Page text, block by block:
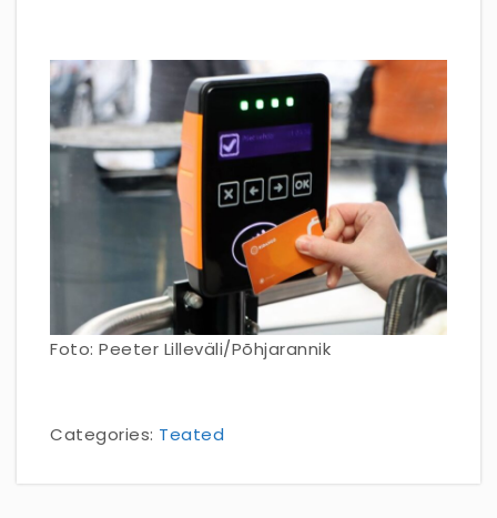
Foto: Peeter Lilleväli/Põhjarannik
Categories: Teated